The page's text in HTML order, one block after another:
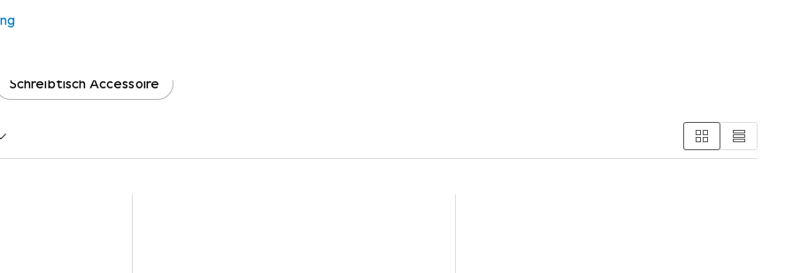
zum Produkt Amazon Tijan:Riskante Begierde aus den Kategorien Buchfolie und Schreibtisch Accessoire.
Schreibtisch Accessoire